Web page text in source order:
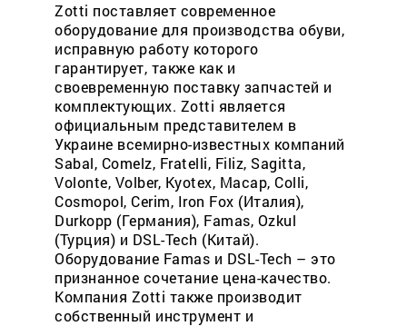
Zotti поставляет современное
оборудование для производства обуви,
исправную работу которого
гарантирует, также как и
своевременную поставку запчастей и
комплектующих. Zotti является
официальным представителем в
Украине всемирно-известных компаний
Sabal, Comelz, Fratelli, Filiz, Sagitta,
Volonte, Volber, Kyotex, Macap, Colli,
Cosmopol, Cerim, Iron Fox (Италия),
Durkopp (Германия), Famas, Ozkul
(Турция) и DSL-Tech (Китай).
Оборудование Famas и DSL-Tech – это
признанное сочетание цена-качество.
Компания Zotti также производит
собственный инструмент и